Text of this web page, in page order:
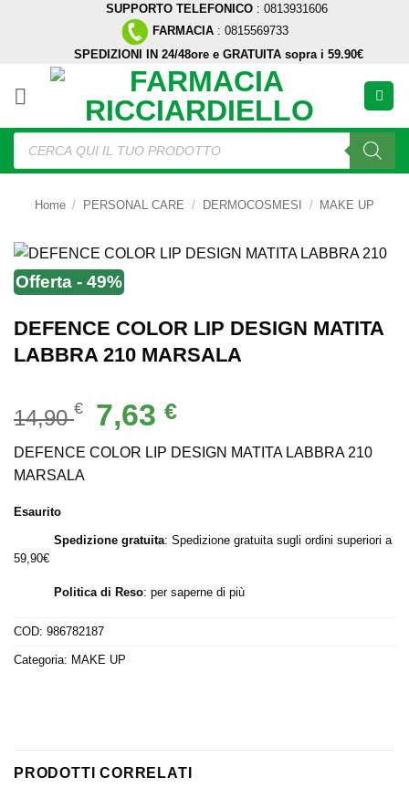
SUPPORTO TELEFONICO : 0813931606
FARMACIA : 0815569733
SPEDIZIONI IN 24/48ore e GRATUITA sopra i 59.90€
Ricerca
prodotti
Home / PERSONAL CARE / DERMOCOSMESI / MAKE UP
Offerta - 49%
DEFENCE COLOR LIP DESIGN MATITA
LABBRA 210 MARSALA
14,90€
Il
prezzo
originale
7,63€Il
attuale
DEFENCE COLOR LIP DESIGN MATITA LABBRA 210
MARSALA
Esaurito
Spedizione gratuita: Spedizione gratuita sugli ordini superiori a
59,90€
Politica di Reso: per saperne di più
COD: 986782187
Categoria: MAKE UP
PRODOTTI CORRELATI